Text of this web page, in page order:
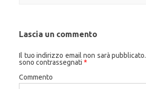
Lascia un commento
Il tuo indirizzo email non sarà pubblicato.
sono contrassegnati *
Commento